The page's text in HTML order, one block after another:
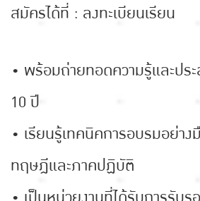
สมัครได้ที่ : ลงทะเบียนเรียน
• พร้อมถ่ายทอดความรู้และปร
10 ปี
• เรียนรู้เทคนิคการอบรมอย่า
ทฤษฎีและภาคปฏิบัติ